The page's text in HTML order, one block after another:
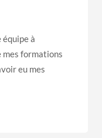
équipe à
mes formations
eu mes